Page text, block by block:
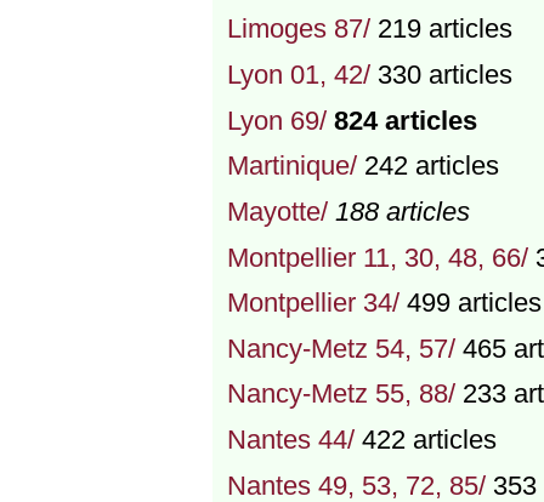
Limoges 87/219 articles
Lyon 01, 42/330 articles
Lyon 69/ 824 articles
Martinique/242 articles
Mayotte/ 188 articles
Montpellier 11, 30, 48, 66/
Montpellier 34/499 articles
Nancy-Metz 54, 57/465
Nancy-Metz 55, 88/233
Nantes 44/422 articles
Nantes 49, 53, 72, 85/353